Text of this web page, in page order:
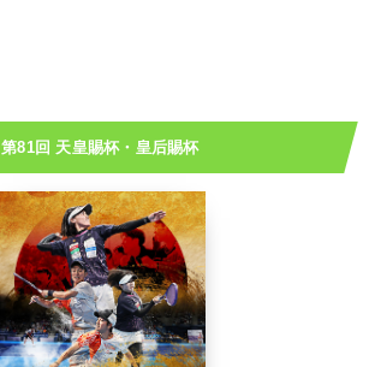
第81回 天皇賜杯・皇后賜杯